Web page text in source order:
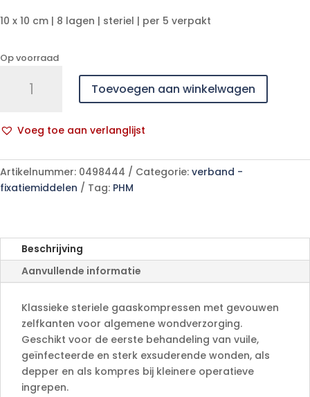
10 x 10 cm | 8 lagen | steriel | per 5 verpakt
Op voorraad
30x5
aantal
Toevoegen aan winkelwagen
Voeg toe aan verlanglijst
l
t
e
a
t
Artikelnummer: 0498444 Categorie: verband -
fixatiemiddelen
Tag: PHM
Beschrijving
Aanvullende informatie
Klassieke steriele gaaskompressen met gevouwen
zelfkanten voor algemene wondverzorging.
Geschikt voor de eerste behandeling van vuile,
geïnfecteerde en sterk exsuderende wonden, als
depper en als kompres bij kleinere operatieve
ingrepen.